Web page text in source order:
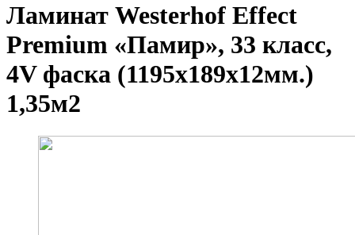
Ламинат Westerhof Effect
Premium «Памир», 33 класс,
4V фаска (1195х189х12мм.)
1,35м2